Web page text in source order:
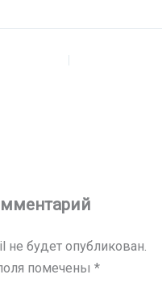
будет опубликован.
помечены *